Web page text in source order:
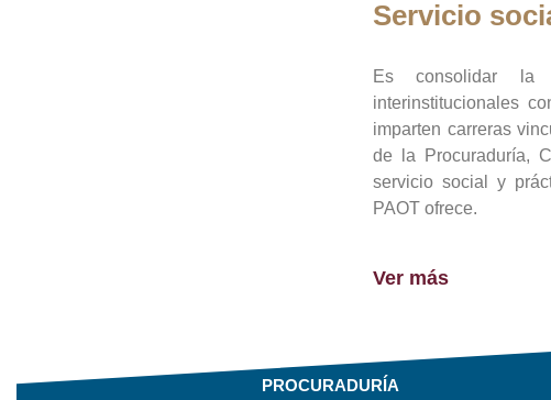
Servicio
Es consolidar la
interinstitucionales
imparten carreras
de la Procuraduría,
servicio social y
PAOT ofrece.
Ver más
PROCURADURÍA